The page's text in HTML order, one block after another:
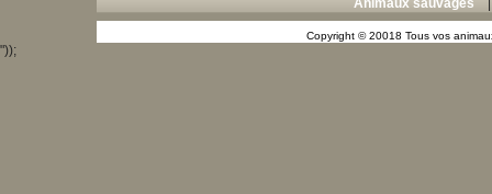
Animaux sauvages
Copyright © 20018 Tous vos
"));